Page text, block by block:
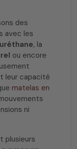
des
avec les
, la
ou encore
leur capacité
matelas en
ni
plusieurs